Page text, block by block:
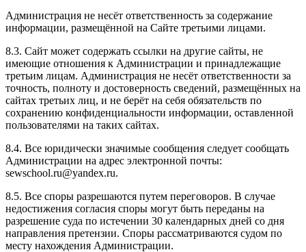
Администрация не несёт ответственность за содержание
информации, размещённой на Сайте третьими лицами.
8.3. Сайт может содержать ссылки на другие сайты, не
имеющие отношения к Администрации и принадлежащие
третьим лицам. Администрация не несёт ответственности за
точность, полноту и достоверность сведений, размещённых на
сайтах третьих лиц, и не берёт на себя обязательств по
сохранению конфиденциальности информации, оставленной
пользователями на таких сайтах.
8.4. Все юридически значимые сообщения следует сообщать
Администрации на адрес электронной почты:
sewschool.ru@yandex.ru.
8.5. Все споры разрешаются путем переговоров. В случае
недостижения согласия споры могут быть переданы на
разрешение суда по истечении 30 календарных дней со дня
направления претензии. Споры рассматриваются судом по
месту нахождения Администрации.